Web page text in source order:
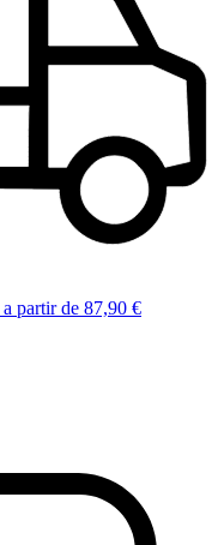
a partir de 87,90 €